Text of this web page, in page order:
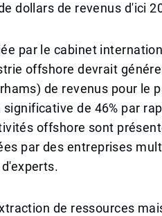
dollars de revenus d'ici
par le cabinet
offshore devrait
de revenus pour le
de 46% par
offshore sont
par des entreprises
de ressources